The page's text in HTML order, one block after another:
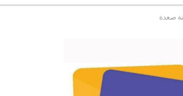
صعدة